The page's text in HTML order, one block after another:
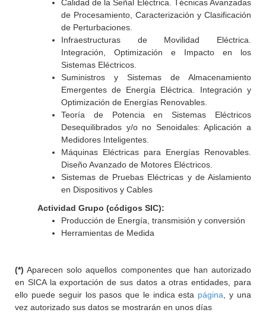
Calidad de la Señal Eléctrica. Técnicas Avanzadas
de Procesamiento, Caracterización y Clasificación
de Perturbaciones.
Infraestructuras de Movilidad Eléctrica.
Integración, Optimización e Impacto en los
Sistemas Eléctricos.
Suministros y Sistemas de Almacenamiento
Emergentes de Energía Eléctrica. Integración y
Optimización de Energías Renovables.
Teoría de Potencia en Sistemas Eléctricos
Desequilibrados y/o no Senoidales: Aplicación a
Medidores Inteligentes.
Máquinas Eléctricas para Energías Renovables.
Diseño Avanzado de Motores Eléctricos.
Sistemas de Pruebas Eléctricas y de Aislamiento
en Dispositivos y Cables
Actividad Grupo (códigos SIC):
Producción de Energía, transmisión y conversión
Herramientas de Medida
(*) Aparecen solo aquellos componentes que han autorizado
en SICA la exportación de sus datos a otras entidades, para
ello puede seguir los pasos que le indica esta página , y una
vez autorizado sus datos se mostrarán en unos días